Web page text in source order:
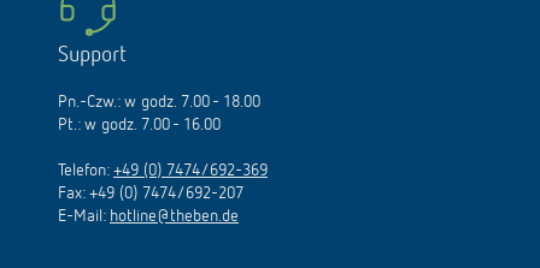
Support
Pn.-Czw.: w godz. 7.00 - 18.00
Pt.: w godz. 7.00 - 16.00
Telefon: +49 (0) 7474/692-369
Fax: +49 (0) 7474/692-207
E-Mail: hotline@theben.de